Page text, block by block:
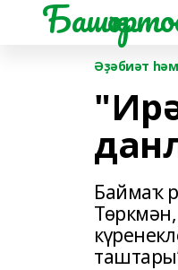
Әҙәбиәт
Баймаҡ